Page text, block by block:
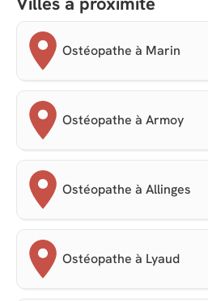
Ostéopathe à Marin
Ostéopathe à Armoy
Ostéopathe à Allinges
Ostéopathe à Lyaud